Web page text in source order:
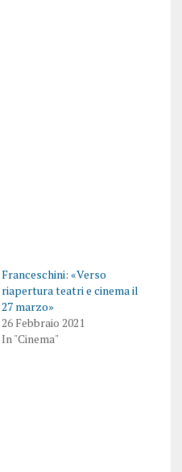
Franceschini: «Verso
riapertura teatri e cinema il
27 marzo»
26 Febbraio 2021
In "Cinema"